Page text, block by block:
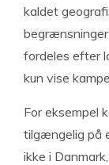
kaldet
fordeles efter
kun vise
For eksempel
tilgængelig på
ikke i